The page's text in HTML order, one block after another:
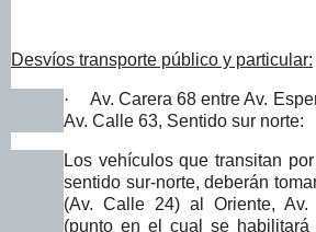
Desvíos transporte público y particular:
·
Av. Carera 68 entre Av.
Av. Calle 63, Sentido sur norte:
Los vehículos que transitan
sentido sur-norte, deberán
(Av. Calle 24) al Oriente,
(punto en el cual se habilitará